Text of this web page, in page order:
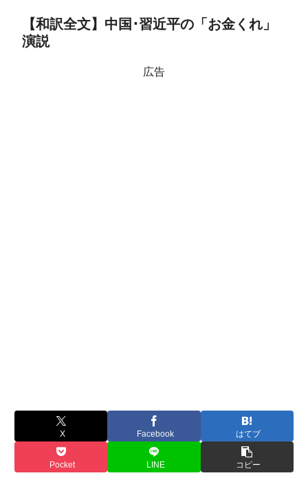
【和訳全文】中国･習近平の「お金くれ」
演説
広告
X Facebook はてブ
Pocket LINE コピー